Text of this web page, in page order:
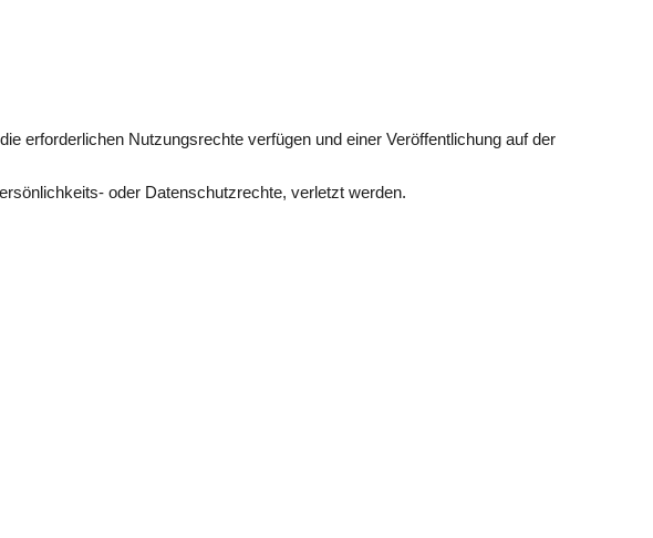
erforderlichen Nutzungsrechte verfügen und einer Veröffentlichung auf der
oder Datenschutzrechte, verletzt werden.